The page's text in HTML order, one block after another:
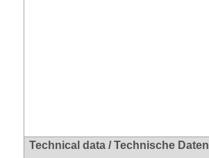
Technical data / Technische Daten